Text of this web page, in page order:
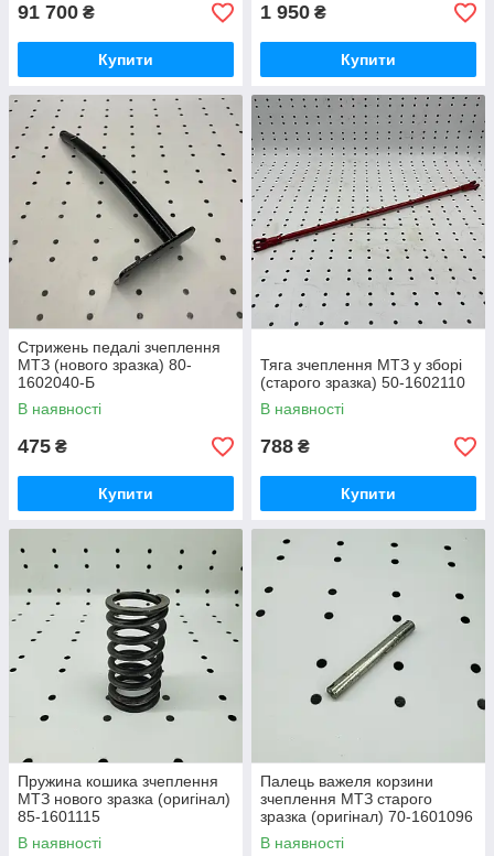
91 700 ₴
Купити
1 950 ₴
Купити
Стрижень педалі зчеплення
МТЗ (нового зразка) 80-
1602040-Б
В наявності
475 ₴
Купити
Тяга зчеплення МТЗ у зборі
(старого зразка) 50-1602110
В наявності
788 ₴
Купити
Пружина кошика зчеплення
МТЗ нового зразка (оригінал)
85-1601115
В наявності
Палець важеля корзини
зчеплення МТЗ старого
зразка (оригінал) 70-1601096
В наявності